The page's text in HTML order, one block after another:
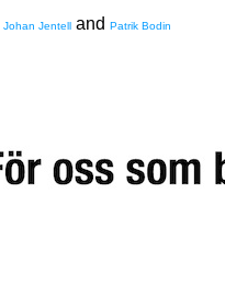
Johan Jentell and Patrik Bodin